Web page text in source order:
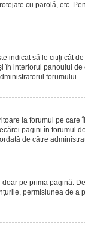
cu parolă, etc.
indicat să le citiţi cât
în interiorul panoului
forumului.
la forumul pe care
pagini în forumul
de către
pe prima pagină.
permisiunea de a